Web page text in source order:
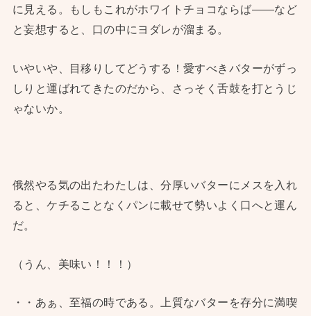
に見える。もしもこれがホワイトチョコならば——など
と妄想すると、口の中にヨダレが溜まる。
いやいや、目移りしてどうする！愛すべきバターがずっ
しりと運ばれてきたのだから、さっそく舌鼓を打とうじ
ゃないか。
俄然やる気の出たわたしは、分厚いバターにメスを入れ
ると、ケチることなくパンに載せて勢いよく口へと運ん
だ。
（うん、美味い！！！）
・・あぁ、至福の時である。上質なバターを存分に満喫